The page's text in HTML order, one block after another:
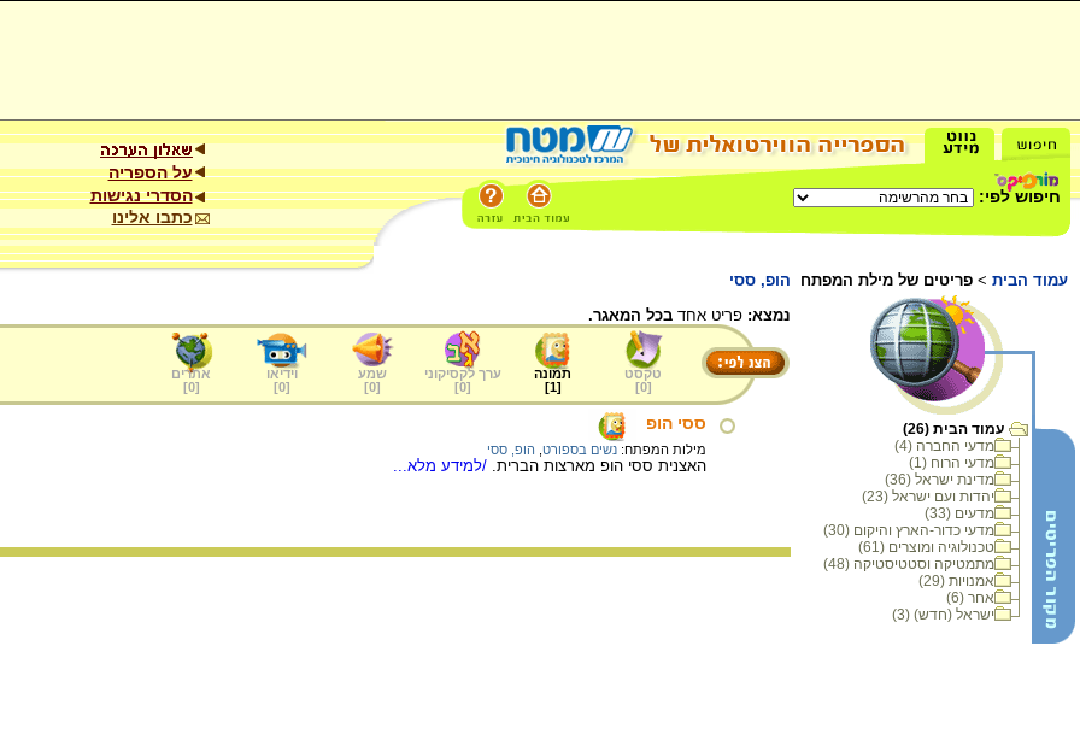
חיפוש לפי:
על הספריה
הסדרי נגישות
כתבו אלינו
עמוד הבית > פריטים של מילת המפתח הופ, ססי
עמוד הבית (26)
מדעי החברה (4)
מדעי הרוח (1)
מדינת ישראל (36)
יהדות ועם ישראל (23)
מדעים (33)
מדעי כדור-הארץ והיקום (30)
טכנולוגיה ומוצרים (61)
מתמטיקה וסטטיסטיקה (48)
אמנויות (29)
אחר (6)
ישראל (חדש) (3)
נמצא: פריט אחד בכל המאגר.
טקסט
[
0
]
תמונה
[
1
]
ערך לקסיקוני
[
0
]
שמע
[
0
]
וידיאו
[
0
]
אתרים
[
0
]
ססי הופ
מילות המפתח: נשים בספורט הופ, ססי
האצנית ססי הופ מארצות הברית. /למידע מלא...